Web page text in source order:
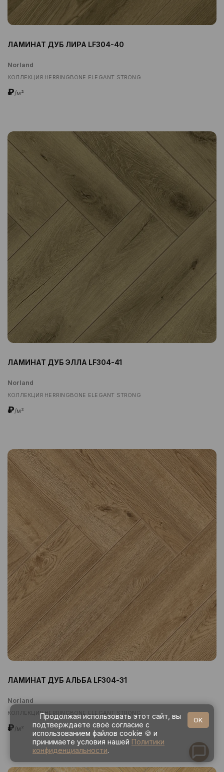
ЛАМИНАТ ДУБ ЛИРА LF304-40
Norland
КОЛЛЕКЦИЯ HERRINGBONE ELEGANT STRONG
₽/м²
ЛАМИНАТ ДУБ ЭЛЛА LF304-41
Norland
КОЛЛЕКЦИЯ HERRINGBONE ELEGANT STRONG
₽/м²
ЛАМИНАТ ДУБ АЛЬБА LF304-31
Norland
КОЛЛЕКЦИЯ HERRINGBONE ELEGANT STRONG
₽/м²
Продолжая использовать этот сайт, вы
подтверждаете своё согласие с
использованием файлов cookie 🍪 и
принимаете условия нашей Политики
конфиденциальности.
OK